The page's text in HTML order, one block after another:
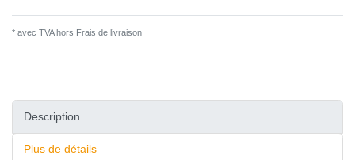
* avec TVA hors Frais de livraison
Description
Plus de détails